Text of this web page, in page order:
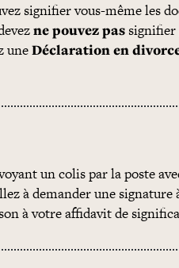
signifier vous-même les
ne pouvez passignifier
uneDéclaration en
un colis par la poste
à demander une
à votre affidavit de